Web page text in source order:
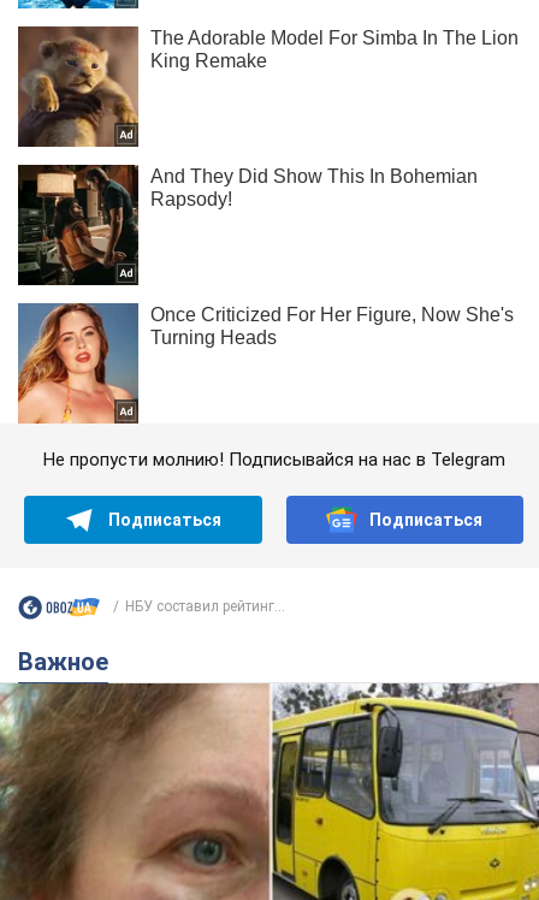
Не пропусти молнию! Подписывайся на нас в Telegram
Подписаться Подписаться
НБУ составил рейтинг...
Важное